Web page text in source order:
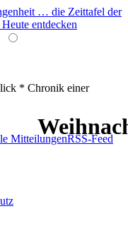
… die Zeittafel der
entdecken
* Chronik einer
MitteilungenRSS-Feed